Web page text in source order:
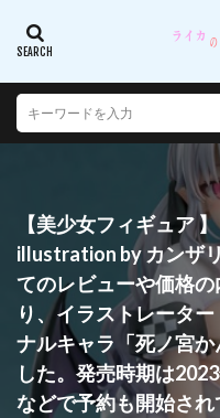
【美少女フィギュア
illustration by カンザ
てのレビューや価格
り、イラストレータ
ナルキャラ「死ノ宮
した。発売時期は
などで予約も開始され